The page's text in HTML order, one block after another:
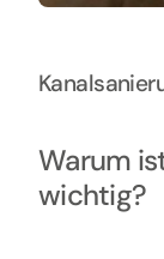
Warum
wichtig?